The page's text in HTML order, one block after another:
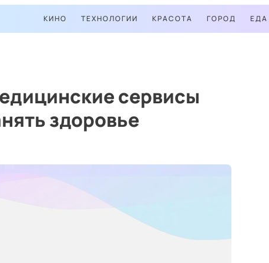
КИНО ТЕХНОЛОГИИ КРАСОТА ГОРОД ЕДА
сервисы
здоровье